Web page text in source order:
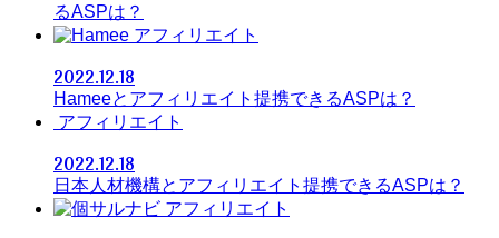
るASPは？
アフィリエイト
2022.12.18
Hameeとアフィリエイト提携できるASPは？
アフィリエイト
2022.12.18
日本人材機構とアフィリエイト提携できるASPは？
アフィリエイト